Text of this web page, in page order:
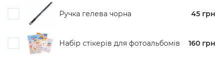
Ручка гелева чорна 45 грн
Набір стікерів для фотоальбомiв 160 грн